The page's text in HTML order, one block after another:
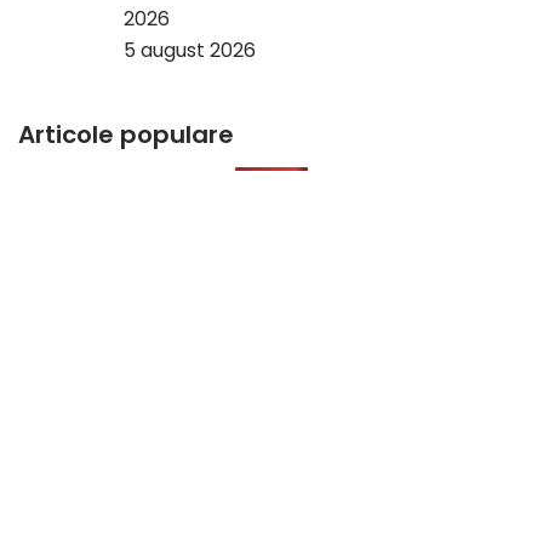
2026
5 august 2026
Articole populare